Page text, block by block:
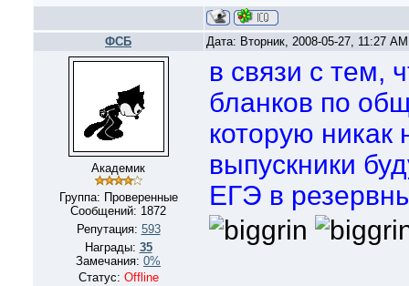
ФСБ Дата: Вторник, 2008-05-27, 11:27
Академик
Группа: Проверенные
Сообщений: 1872
Репутация: 593
Награды: 35
Замечания: 0%
Статус: Offline
в связи с тем,
бланков по
которую никак
выпускники
ЕГЭ в